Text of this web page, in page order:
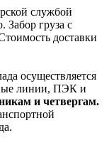
службой
Забор груза с
доставки
осуществляется
линии, ПЭК и
и четвергам.